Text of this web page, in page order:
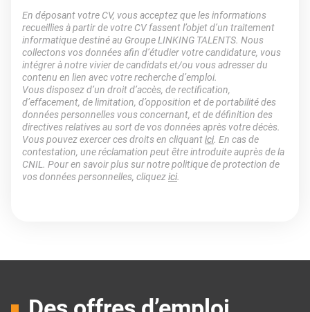
En déposant votre CV, vous acceptez que les informations
recueillies à partir de votre CV fassent l’objet d’un traitement
informatique destiné au Groupe LINKING TALENTS. Nous
collectons vos données afin d’étudier votre candidature, vous
intégrer à notre vivier de candidats et/ou vous adresser du
contenu en lien avec votre recherche d’emploi.
Vous disposez d’un droit d’accès, de rectification,
d’effacement, de limitation, d’opposition et de portabilité des
données personnelles vous concernant, et de définition des
directives relatives au sort de vos données après votre décès.
Vous pouvez exercer ces droits en cliquantici. En cas de
contestation, une réclamation peut être introduite auprès de la
CNIL. Pour en savoir plus sur notre politique de protection de
vos données personnelles, cliquezici.